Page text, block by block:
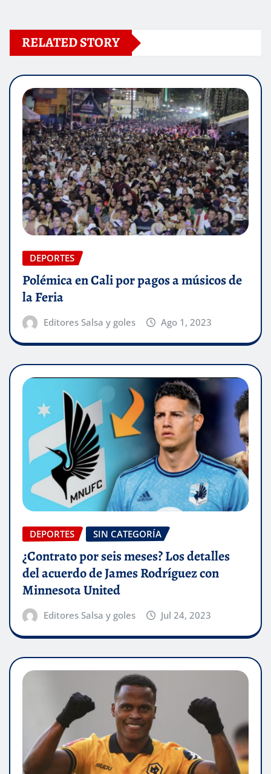
RELATED STORY
DEPORTES
Polémica en Cali por pagos a músicos de
la Feria
Editores Salsa y goles Ago 1, 2023
DEPORTES SIN CATEGORÍA
¿Contrato por seis meses? Los detalles
del acuerdo de James Rodríguez con
Minnesota United
Editores Salsa y goles Jul 24, 2023